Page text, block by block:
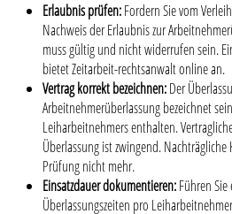
Erlaubnis prüfen:Fordern Sie vom
Nachweis der Erlaubnis zur
muss gültig und nicht widerrufen sein.
bietet Zeitarbeit-rechtsanwalt online an.
Vertrag korrekt bezeichnen:Der
Arbeitnehmerüberlassung bezeichnet
Leiharbeitnehmers enthalten.
Überlassung ist zwingend.
Prüfung nicht mehr.
Einsatzdauer dokumentieren:Führen
Überlassungszeiten pro